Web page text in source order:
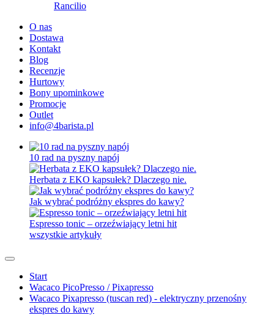
Rancilio
O nas
Dostawa
Kontakt
Blog
Recenzje
Hurtowy
Bony upominkowe
Promocje
Outlet
info@4barista.pl
10 rad na pyszny napój
Herbata z EKO kapsułek? Dlaczego nie.
Jak wybrać podróżny ekspres do kawy?
Espresso tonic – orzeźwiający letni hit
wszystkie artykuły
Start
Wacaco PicoPresso / Pixapresso
Wacaco Pixapresso (tuscan red) - elektryczny przenośny
ekspres do kawy